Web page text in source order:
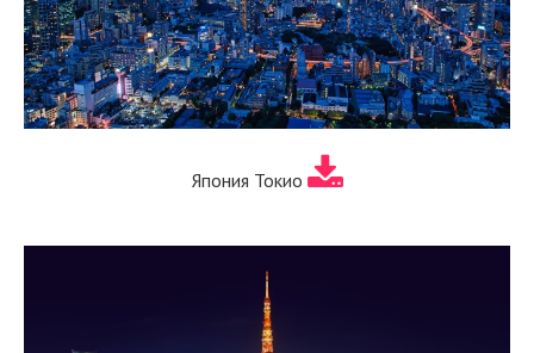
Япония Токио